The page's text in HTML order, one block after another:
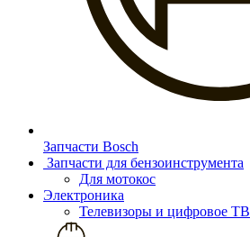
Запчасти Bosch
Запчасти для бензоинструмента
Для мотокос
Электроника
Телевизоры и цифровое ТВ